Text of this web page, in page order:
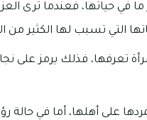
في حياتها، فعندما ترى
التي تسبب لها الكثير من
تعرفها، فذلك يرمز على
على أهلها، أما في حالة